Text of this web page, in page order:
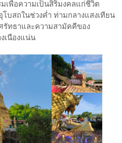
เพื่อความเป็นสิริมงคลแก่ชีวิต
บสถในช่วงค่ำ ท่ามกลางแสงเทียน
รัทธาและความสามัคคีของ
เนืองแน่น